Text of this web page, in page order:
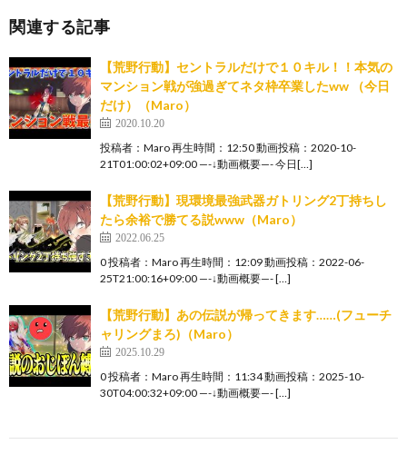
関連する記事
【荒野行動】セントラルだけで１０キル！！本気の
マンション戦が強過ぎてネタ枠卒業したww （今日
だけ）（Maro）
2020.10.20
投稿者：Maro 再生時間：12:50 動画投稿：2020-10-
21T01:00:02+09:00 —-↓動画概要—- 今日[…]
【荒野行動】現環境最強武器ガトリング2丁持ちし
たら余裕で勝てる説www（Maro）
2022.06.25
0 投稿者：Maro 再生時間：12:09 動画投稿：2022-06-
25T21:00:16+09:00 —-↓動画概要—- […]
【荒野行動】あの伝説が帰ってきます……(フューチ
ャリングまろ)（Maro）
2025.10.29
0 投稿者：Maro 再生時間：11:34 動画投稿：2025-10-
30T04:00:32+09:00 —-↓動画概要—- […]